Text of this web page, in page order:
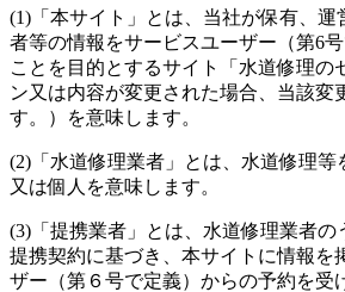
(1) 「本サイト」とは、当社が保有、
者等の情報をサービスユーザー（第6
ことを目的とするサイト「水道修理の
ン又は内容が変更された場合、当該変
す。）を意味します。
(2) 「水道修理業者」とは、水道修理等
又は個人を意味します。
(3) 「提携業者」とは、水道修理業者
提携契約に基づき、本サイトに情報を
ザー（第６号で定義）からの予約を受